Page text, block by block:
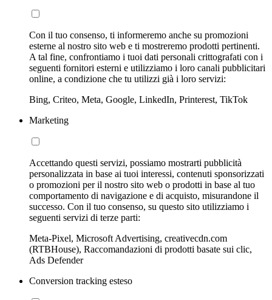
Con il tuo consenso, ti informeremo anche su promozioni
esterne al nostro sito web e ti mostreremo prodotti pertinenti.
A tal fine, confrontiamo i tuoi dati personali crittografati con i
seguenti fornitori esterni e utilizziamo i loro canali pubblicitari
online, a condizione che tu utilizzi già i loro servizi:
Bing, Criteo, Meta, Google, LinkedIn, Printerest, TikTok
Marketing
Accettando questi servizi, possiamo mostrarti pubblicità
personalizzata in base ai tuoi interessi, contenuti sponsorizzati
o promozioni per il nostro sito web o prodotti in base al tuo
comportamento di navigazione e di acquisto, misurandone il
successo. Con il tuo consenso, su questo sito utilizziamo i
seguenti servizi di terze parti:
Meta-Pixel, Microsoft Advertising, creativecdn.com
(RTBHouse), Raccomandazioni di prodotti basate sui clic,
Ads Defender
Conversion tracking esteso